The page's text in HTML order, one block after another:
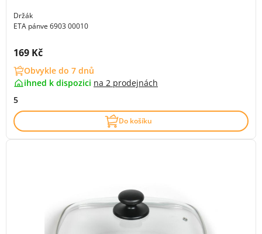
Držák
ETA pánve 6903 00010
Cena s DPH:
169 Kč
Obvykle do 7 dnů
ihned k dispozici na 2 prodejnách
5
Do košíku